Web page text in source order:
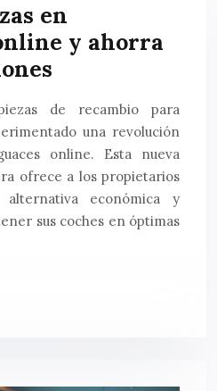
en
y ahorra
de recambio para
una revolución
online. Esta nueva
ofrece a los propietarios
económica y
sus coches en óptimas